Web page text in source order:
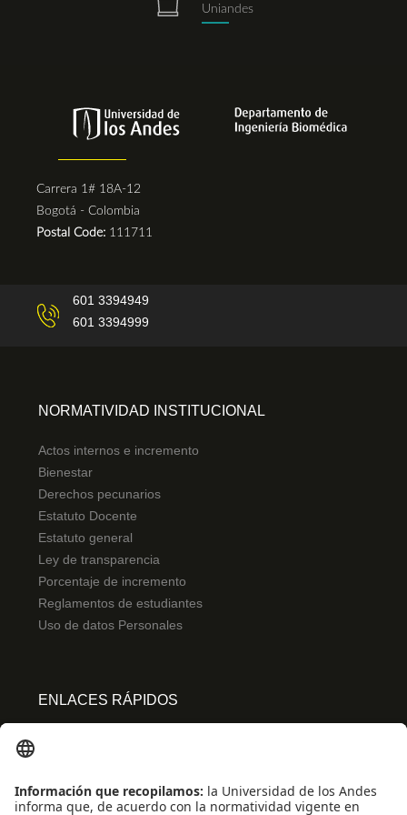
Uniandes
Carrera 1# 18A-12
Bogotá - Colombia
Postal Code: 111711
601 3394949
601 3394999
NORMATIVIDAD INSTITUCIONAL
Actos internos e incremento
Bienestar
Derechos pecunarios
Estatuto Docente
Estatuto general
Ley de transparencia
Porcentaje de incremento
Reglamentos de estudiantes
Uso de datos Personales
ENLACES RÁPIDOS
Convivencia y transparencia
Emergencias: Extensión 0000